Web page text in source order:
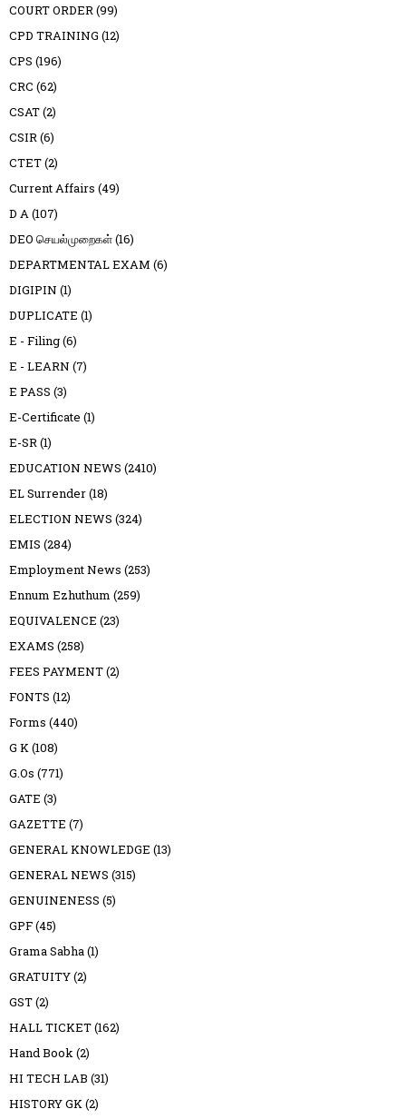
COURT ORDER(99)
CPD TRAINING (12)
CPS (196)
CRC (62)
CSAT(2)
CSIR(6)
CTET(2)
Current Affairs (49)
D A(107)
DEO செயல்முறைகள்(16)
DEPARTMENTAL EXAM (6)
DIGIPIN (1)
DUPLICATE (1)
E - Filing(6)
E - LEARN (7)
E PASS (3)
E-Certificate (1)
E-SR(1)
EDUCATION NEWS (2410)
EL Surrender(18)
ELECTION NEWS (324)
EMIS (284)
Employment News (253)
Ennum Ezhuthum (259)
EQUIVALENCE (23)
EXAMS (258)
FEES PAYMENT(2)
FONTS (12)
Forms (440)
G K(108)
G.Os (771)
GATE (3)
GAZETTE (7)
GENERAL KNOWLEDGE (13)
GENERAL NEWS (315)
GENUINENESS (5)
GPF(45)
Grama Sabha(1)
GRATUITY(2)
GST(2)
HALL TICKET(162)
Hand Book(2)
HI TECH LAB (31)
HISTORY GK(2)